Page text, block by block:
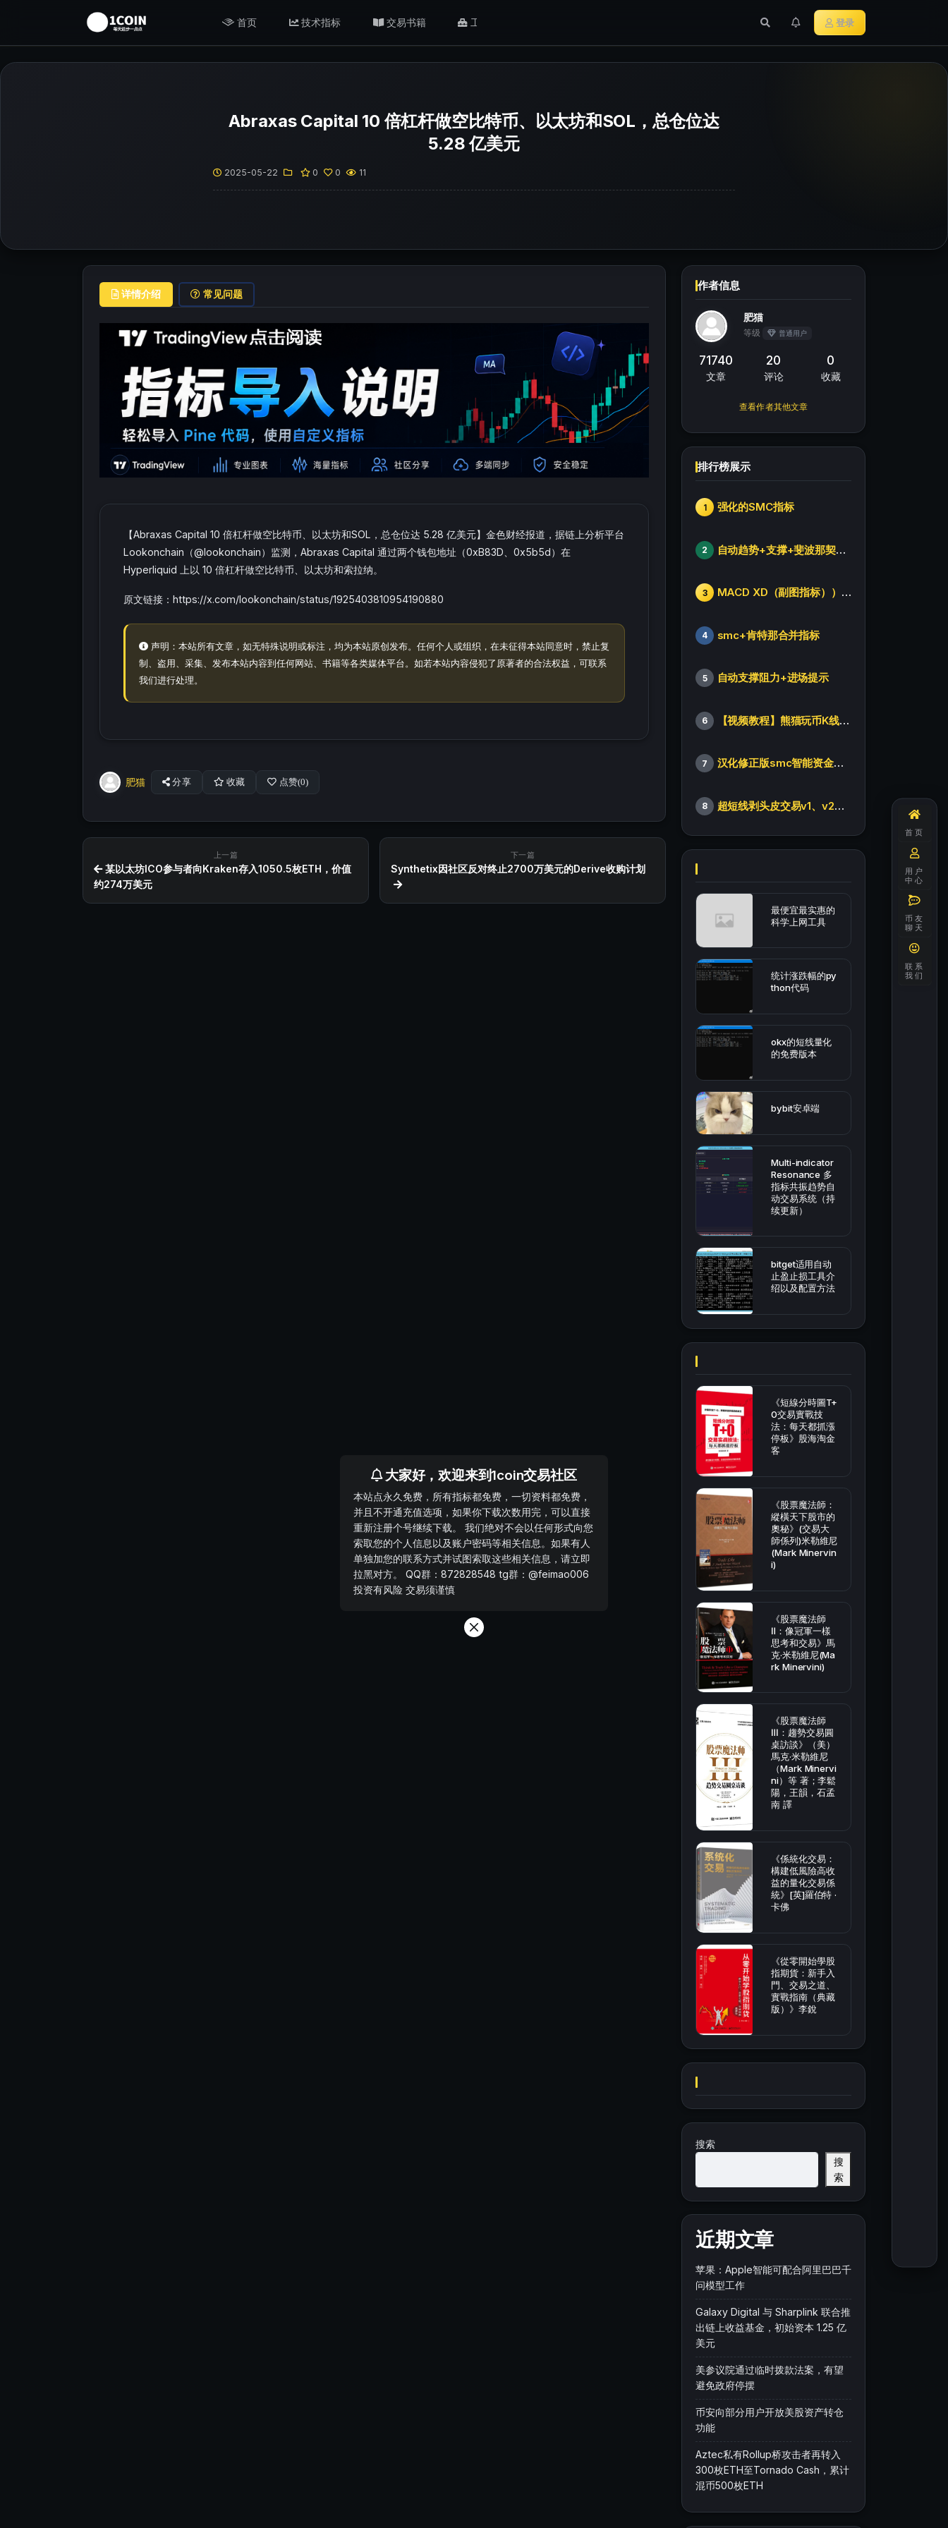
首页 技术指标 交易书籍 工具/返佣 登录
Abraxas Capital 10 倍杠杆做空比特币、以太坊和SOL，总仓位达
5.28 亿美元
2025-05-22 0 0 11
详情介绍 常见问题
【Abraxas Capital 10 倍杠杆做空比特币、以太坊和SOL，总仓位达 5.28 亿美元】金色财经报道，据链上分析平台
Lookonchain（@lookonchain）监测，Abraxas Capital 通过两个钱包地址（0xB83D、0x5b5d）在
Hyperliquid 上以 10 倍杠杆做空比特币、以太坊和索拉纳。
原文链接：https://x.com/lookonchain/status/1925403810954190880
声明：本站所有文章，如无特殊说明或标注，均为本站原创发布。任何个人或组织，在未征得本站同意时，禁止复
制、盗用、采集、发布本站内容到任何网站、书籍等各类媒体平台。如若本站内容侵犯了原著者的合法权益，可联系
我们进行处理。
肥猫 分享 收藏 点赞(0)
上一篇
某以太坊ICO参与者向Kraken存入1050.5枚ETH，价值
约274万美元
下一篇
Synthetix因社区反对终止2700万美元的Derive收购计划
作者信息
肥猫
等级 普通用户
71740
文章
20
评论
0
收藏
查看作者其他文章
排行榜展示
1 强化的SMC指标
2 自动趋势+支撑+斐波那契+箱体
3 MACD XD（副图指标））修改版
4 smc+肯特那合并指标
5 自动支撑阻力+进场提示
6 【视频教程】熊猫玩币K线后的秘密（全集）
7 汉化修正版smc智能资金订单指标
8 超短线剥头皮交易v1、v2版本
最便宜最实惠的
科学上网工具
统计涨跌幅的py
thon代码
okx的短线量化
的免费版本
bybit安卓端
Multi-indicator
Resonance 多
指标共振趋势自
动交易系统（持
续更新）
bitget适用自动
止盈止损工具介
绍以及配置方法
《短線分時圖T+
0交易實戰技
法：每天都抓漲
停板》股海淘金
客
《股票魔法師：
縱橫天下股市的
奧秘》(交易大
師係列)米勒維尼
(Mark Minervin
i)
《股票魔法師
Ⅱ：像冠軍一樣
思考和交易》馬
克·米勒維尼(Ma
rk Minervini)
《股票魔法師
Ⅲ：趨勢交易圓
桌訪談》（美）
馬克·米勒維尼
（Mark Minervi
ni）等 著；李鬆
陽，王韻，石孟
南 譯
《係統化交易：
構建低風險高收
益的量化交易係
統》[英]羅伯特 ·
卡佛
《從零開始學股
指期貨：新手入
門、交易之道、
實戰指南（典藏
版）》李銳
搜索
搜
索
近期文章
苹果：Apple智能可配合阿里巴巴千
问模型工作
Galaxy Digital 与 Sharplink 联合推
出链上收益基金，初始资本 1.25 亿
美元
美参议院通过临时拨款法案，有望
避免政府停摆
币安向部分用户开放美股资产转仓
功能
Aztec私有Rollup桥攻击者再转入
300枚ETH至Tornado Cash，累计
混币500枚ETH
首页
用户
中心
币友
聊天
联系
我们
大家好，欢迎来到1coin交易社区
本站点永久免费，所有指标都免费，一切资料都免费，
并且不开通充值选项，如果你下载次数用完，可以直接
重新注册个号继续下载。 我们绝对不会以任何形式向您
索取您的个人信息以及账户密码等相关信息。如果有人
单独加您的联系方式并试图索取这些相关信息，请立即
拉黑对方。 QQ群：872828548 tg群：@feimao006
投资有风险 交易须谨慎